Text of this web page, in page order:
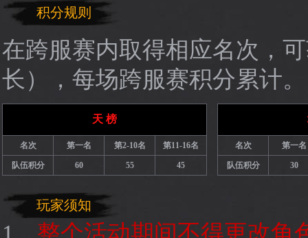
积分规则
在跨服赛内取得相应名次，
长），每场跨服赛积分累计。
天 榜
名次 第一名 第2-10名 第11-16名
队伍积分 60 55 45
名次 第一名
队伍积分 30
玩家须知
1、 整个活动期间不得更改角